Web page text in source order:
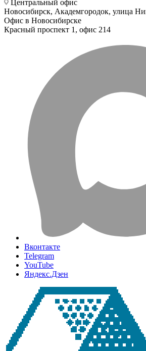
Центральный офис
Новосибирск, Академгородок, улица
Офис в Новосибирске
Красный проспект 1, офис 214
Вконтакте
Telegram
YouTube
Яндекс.Дзен